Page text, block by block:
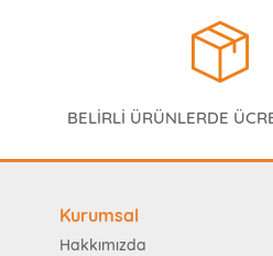
BELİRLİ ÜRÜNLERDE
Kurumsal
Hakkımızda